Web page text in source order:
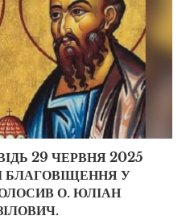
29 ЧЕРВНЯ 2025
БЛАГОВІЩЕННЯ У
О. ЮЛІАН